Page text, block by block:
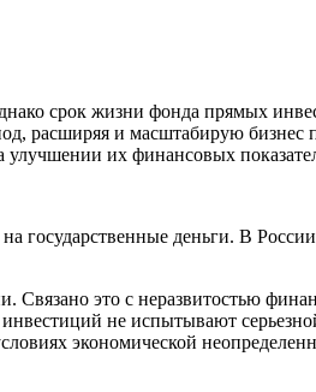
срок жизни фонда прямых
расширяя и масштабирую
их финансовых
деньги. В
это с неразвитостью
не испытывают
экономической